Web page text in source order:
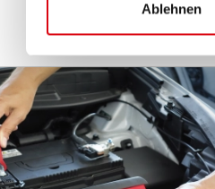
Ablehnen